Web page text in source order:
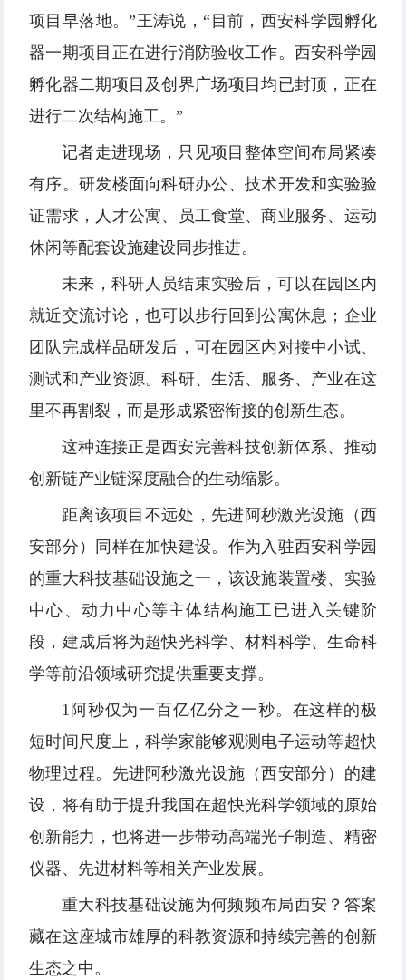
项目早落地。”王涛说，“目前，西安科学园孵化
器一期项目正在进行消防验收工作。西安科学园
孵化器二期项目及创界广场项目均已封顶，正在
进行二次结构施工。”
记者走进现场，只见项目整体空间布局紧凑
有序。研发楼面向科研办公、技术开发和实验验
证需求，人才公寓、员工食堂、商业服务、运动
休闲等配套设施建设同步推进。
未来，科研人员结束实验后，可以在园区内
就近交流讨论，也可以步行回到公寓休息；企业
团队完成样品研发后，可在园区内对接中小试、
测试和产业资源。科研、生活、服务、产业在这
里不再割裂，而是形成紧密衔接的创新生态。
这种连接正是西安完善科技创新体系、推动
创新链产业链深度融合的生动缩影。
距离该项目不远处，先进阿秒激光设施（西
安部分）同样在加快建设。作为入驻西安科学园
的重大科技基础设施之一，该设施装置楼、实验
中心、动力中心等主体结构施工已进入关键阶
段，建成后将为超快光科学、材料科学、生命科
学等前沿领域研究提供重要支撑。
1阿秒仅为一百亿亿分之一秒。在这样的极
短时间尺度上，科学家能够观测电子运动等超快
物理过程。先进阿秒激光设施（西安部分）的建
设，将有助于提升我国在超快光科学领域的原始
创新能力，也将进一步带动高端光子制造、精密
仪器、先进材料等相关产业发展。
重大科技基础设施为何频频布局西安？答案
藏在这座城市雄厚的科教资源和持续完善的创新
生态之中。